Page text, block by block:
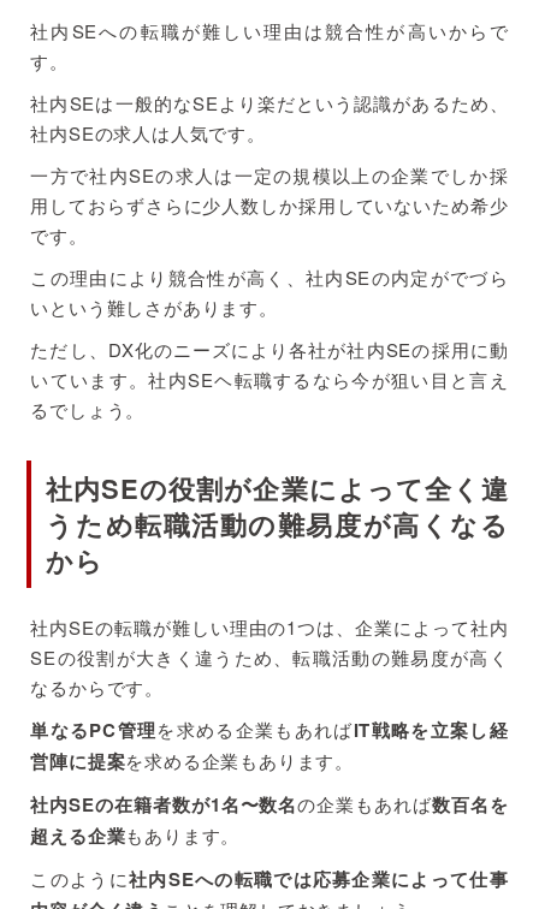
社内SEへの転職が難しい理由は競合性が高いからで
す。
社内SEは一般的なSEより楽だという認識があるため、
社内SEの求人は人気です。
一方で社内SEの求人は一定の規模以上の企業でしか採
用しておらずさらに少人数しか採用していないため希少
です。
この理由により競合性が高く、社内SEの内定がでづら
いという難しさがあります。
ただし、DX化のニーズにより各社が社内SEの採用に動
いています。社内SEヘ転職するなら今が狙い目と言え
るでしょう。
社内SEの役割が企業によって全く違
うため転職活動の難易度が高くなる
から
社内SEの転職が難しい理由の1つは、企業によって社内
SEの役割が大きく違うため、転職活動の難易度が高く
なるからです。
単なるPC管理を求める企業もあればIT戦略を立案し経
営陣に提案を求める企業もあります。
社内SEの在籍者数が1名〜数名の企業もあれば数百名を
超える企業もあります。
このように社内SEへの転職では応募企業によって仕事